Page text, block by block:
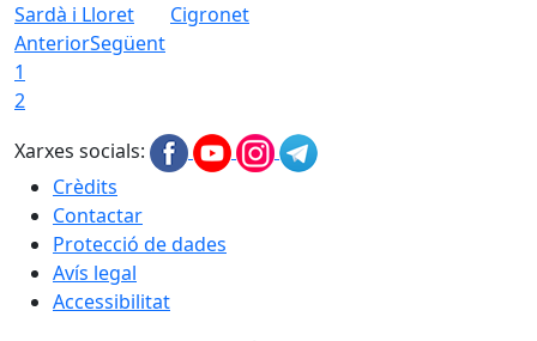
Sardà i Lloret
Cigronet
AnteriorSegüent
1
2
Xarxes socials:
Crèdits
Contactar
Protecció de dades
Avís legal
Accessibilitat